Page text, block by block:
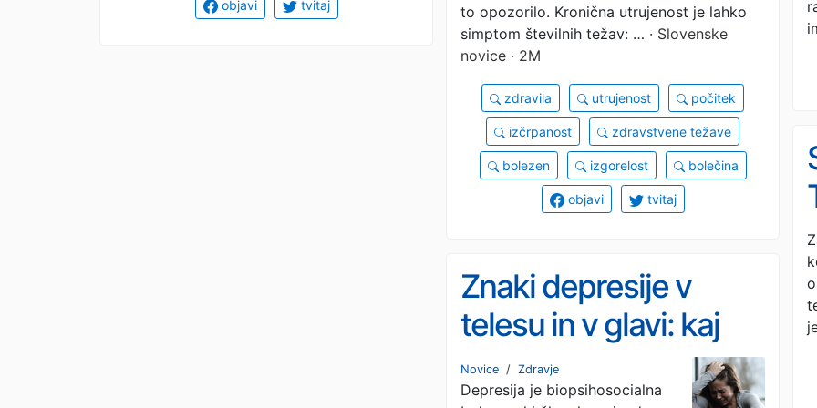
objavi tvitaj
to opozorilo. Kronična utrujenost je lahko
simptom številnih težav: … · Slovenske
novice · 2M
zdravila utrujenost počitek
izčrpanost zdravstvene težave
bolezen izgorelost bolečina
objavi tvitaj
Znaki depresije v
telesu in v glavi: kaj
razkriva najnovejša
Novice / Zdravje
Depresija je biopsihosocialna